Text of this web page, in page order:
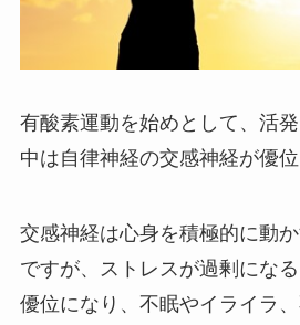
有酸素運動を始めとして、活
中は自律神経の交感神経が優位
交感神経は心身を積極的に動
ですが、ストレスが過剰にな
優位になり、不眠やイライラ